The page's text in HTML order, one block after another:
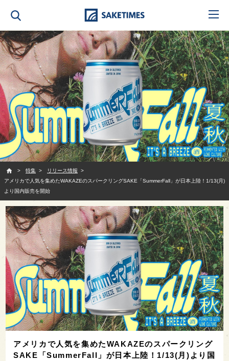
特集
リリース情報
アメリカで人気を集めたWAKAZEのスパークリングSAKE「SummerFall」が日本上陸！1/13(月)
より国内販売を開始
アメリカで人気を集めたWAKAZEのスパークリング
SAKE「SummerFall」が日本上陸！1/13(月)より国